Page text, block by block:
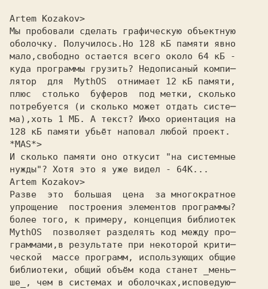
Artem Kozakov>
Мы пробовали сделать графическую объектную
оболочку. Получилось.Но 128 кБ памяти явно
мало,свободно остается всего около 64 кБ -
куда программы грузить? Недописаный компи─
лятор  для  MythOS  отнимает 12 кБ памяти,
плюс  столько  буферов  под метки, сколько
потребуется (и сколько может отдать систе─
ма),хоть 1 МБ. А текст? Имхо ориентация на
128 кБ памяти убьёт наповал любой проект.
*MAS*>
И сколько памяти оно откyсит "на системные
нyжды"? Хотя это я yже видел - 64К...
Artem Kozakov>
Разве  это  большая  цена  за многократное
упрощение  построения элементов программы?
более того, к примеру, концепция библиотек
MythOS  позволяет разделять код между про─
граммами,в результате при некоторой крити─
ческой  массе программ, использующих общие
библиотеки, общий объём кода станет _мень─
ше_, чем в системах и оболочках,исповедую─